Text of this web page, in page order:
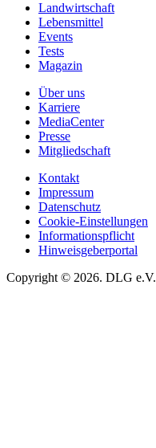
Landwirtschaft
Lebensmittel
Events
Tests
Magazin
Über uns
Karriere
MediaCenter
Presse
Mitgliedschaft
Kontakt
Impressum
Datenschutz
Cookie-Einstellungen
Informationspflicht
Hinweisgeberportal
Copyright © 2026. DLG e.V.